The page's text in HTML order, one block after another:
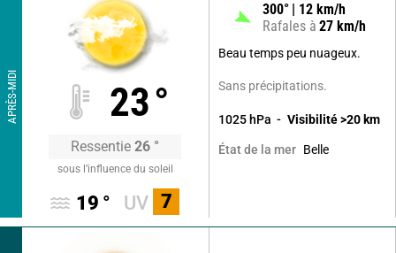
APRÈS-MIDI 23°
Ressentie 26 °
sous l’influence du soleil
19 ° UV 7
300° 12 km/h
Rafales à 27 km/h
Beau temps peu nuageux.
Sans précipitations.
1025 hPa Visibilité >20 km
État de la mer Belle